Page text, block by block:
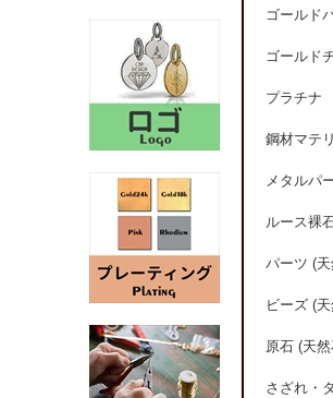
ゴールド
ゴールド
プラチナ
鋼材マテ
メタルパ
ルース裸
パーツ (
ビーズ (
原石 (天
さざれ・